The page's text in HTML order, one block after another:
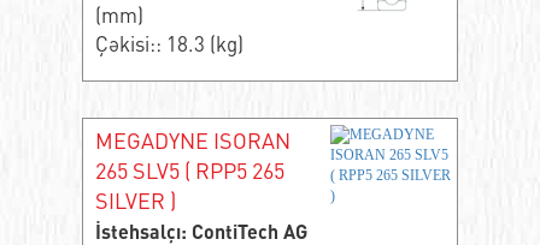
(mm)
Çəkisi:: 18.3 (kg)
MEGADYNE ISORAN
265 SLV5 ( RPP5 265
SILVER )
İstehsalçı: ContiTech AG